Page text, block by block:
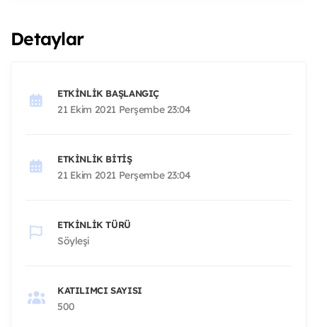
Detaylar
ETKINLIK BAŞLANGIÇ
21 Ekim 2021 Perşembe 23:04
ETKINLIK BITIŞ
21 Ekim 2021 Perşembe 23:04
ETKINLIK TÜRÜ
Söyleşi
KATILIMCI SAYISI
500